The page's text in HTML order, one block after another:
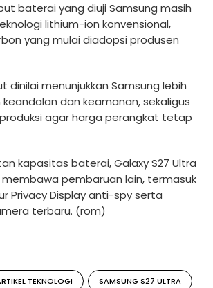
baterai yang diuji Samsung masih
lithium-ion konvensional,
yang mulai diadopsi produsen
dinilai menunjukkan Samsung lebih
dan keamanan, sekaligus
agar harga perangkat tetap
kapasitas baterai, Galaxy S27 Ultra
pembaruan lain, termasuk
Privacy Display anti-spy serta
terbaru. (rom)
TEKNOLOGI SAMSUNG S27 ULTRA